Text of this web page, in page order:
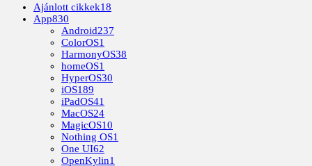
Ajánlott cikkek18
App830
Android237
ColorOS1
HarmonyOS38
homeOS1
HyperOS30
iOS189
iPadOS41
MacOS24
MagicOS10
Nothing OS1
One UI62
OpenKylin1